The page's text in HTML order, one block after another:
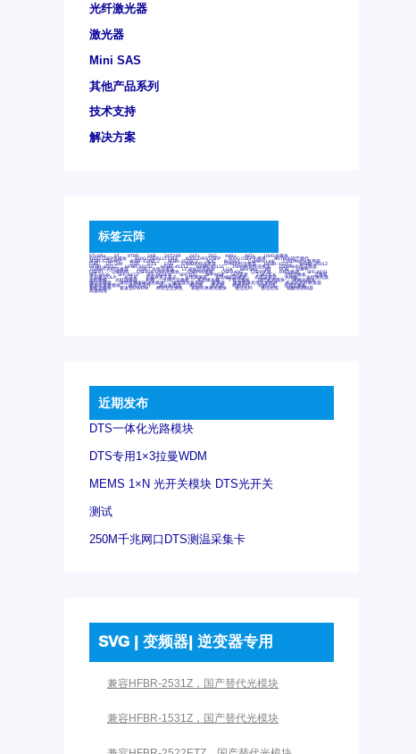
光纤激光器
激光器
Mini SAS
其他产品系列
技术支持
解决方案
标签云阵
6Tx6Rx 8T 8T8R 24R 24T24R 24Tx 25G 48Rx 48Tx 100G光模块
400G OSFP光模块 400G QSFP112 DR4 800G DR8 OSFP 800G OSFP光模块 AD7606国产替代
AFBR-57B4APZ AFBR-1528CZ AFBR-2528CZ AOC Bypass Camera Link CWDM波分复用器
DAS DC~4M DSS DTS DVS GYMB光纤连接器 GYM光纤连接器 HFBR-1531Z HFBR-2531Z
HFBR-4501Z HFBR-4503Z HFBR-4511Z HFBR-4513Z J599A6光纤连接器 J599A8光电连接器
J599MT光纤连接器 J599Ⅰ光电连接器 LC超短型光模块 LGA Mini SAS MT POB QSFP
QSFP+ QSFP28 QSFP28 100G光模块 QSFP28笼座 QSFP 40G QSFP笼座 RP连接器 SFF-8431
SFF-8436 SFF-8472 SFF-8654 4i SFP 10G SFP MSA SFP笼座 Z-BLOCK 万兆交换机 交换机
光切换仪OLP 光开关 光模块笼子座子 光电探测器 光电编码器模块 光电连接器 光端机 光纤激光器
光纤跳线 光纤连接器 光耦 全国产交换机 军品级光耦 千兆交换机 国产化光模块 射频光模块
微型光模块 微型可插拔BGA光模块 微型波分复用器 探测器 收发模块光学引擎组件 机架式光纤收发器
模拟光发射模块 模拟光器件 波分复用器 测试版 激光器 特种光纤 特种光缆 百兆交换机
相机光模块 紧凑型DWDM 网管型交换机 表贴式单路光模块 通信光纤 通信光缆 铌酸锂调制器
高速线缆
近期发布
DTS一体化光路模块
DTS专用1×3拉曼WDM
MEMS 1×N 光开关模块 DTS光开关
测试
250M千兆网口DTS测温采集卡
SVG | 变频器| 逆变器专用
兼容HFBR-2531Z，国产替代光模块
兼容HFBR-1531Z，国产替代光模块